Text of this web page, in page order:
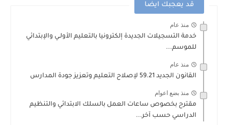
قد يعجبك ايضا
منذ عام
خدمة التسجيلات الجديدة إلكترونيا بالتعليم الأولـي والإبتدائي
للموسم...
منذ عام
القانون الجديد 59.21 لإصلاح التعليم وتعزيز جودة المدارس
منذ بضع اعوام
مقترح بخصوص ساعات العمل بالسلك الابتدائي والتنظيم
الدراسي حسب آخر...